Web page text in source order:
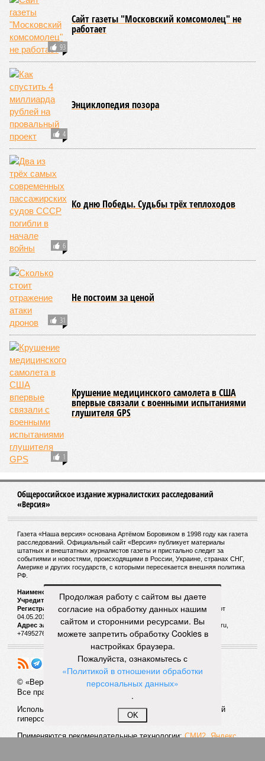
до 194 лет, а повреждение клеток сердечной мышцы – до
208 лет. Эти результаты заставляют усомниться в мечтах
энтузиастов долголетия, таких как биохакер Брайан
Джонсон, который ежегодно тратит миллионы долларов на
попытки замедлить процесс старения и в конечном счёте
опередить саму смерть, иронизируют в New York Post.
Главная проблема и печаль в том, что не в одних только
мутациях дело.«Наше исследование показывает, что
соматические мутации вносят значительный вклад в
старение, но сами по себе они не могут объяснить
наблюдаемую смертность, –
соавтора исследованияДмитрия Крюкова, научного
сотрудника Центра био- и медицинских технологий
Сколтеха и старшего научного сотрудника AIRI. –
означает, что другие механизмы старения, такие как
потеря протеостаза, митохондриальная дисфункция или
эпигенетические изменения, вносят сопоставимый вклад
в ограничение продолжительности жизни».
Впрочем, исключение соматических мутаций в любом
случае сильно бы продлило человеческую жизнь. Но как
их исключить? Ведь всё это зависит от множества
вводных, от обычных ошибок при делении клеток до
стрессовых факторов, состояния окружающей среды и
воздействия вирусов. На этот вопрос ответа у учёных из
Сколкова нет. Во всяком случае, пока нет.
Кстати
Самым долгоживущим человеком на Земле остаётся
француженка Жанна Кальман, родившаяся 21 февраля
1875 года в Арле и там же скончавшаяся 4 августа
1997-го, – на момент смерти ей было 122 года и 164
дня.
Всю свою жизнь она прожила в родном городе, лишь к
110 годам решившись на переезд в дом престарелых La
Maison du Lac, где через 12 лет и умерла. Покидала
в ходе готовки женщина случайно устроила дома
пожар.
Когда Жанне Кальман было 115 лет, она упала с
лестницы и сломала бедро и с тех пор передвигалась в
инвалидном кресле. Нейропсихолог Карен Ричи раз в
полгода проводила исследования психического и
умственного состояния старушки: по словам
докторши, Кальман до самого конца сохраняла ясную
память и ум, рассказывая Ричи стихи из своего
детства и решая арифметические задачки.
Александр Кузьмин
Газета«Наша версия» №29 от 03.08.2026
Отредактировано:
Воры без
разбора
Последние
КОММЕНТАРИИ 0
Продолжая работу с сайтом вы даете
согласие на обработку данных нашим
сайтом и сторонними ресурсами. Вы
можете запретить обработку Cookies в
настройках браузера.
Пожалуйста, ознакомьтесь с
«Политикой в отношении обработки
персональных данных»
.
OK